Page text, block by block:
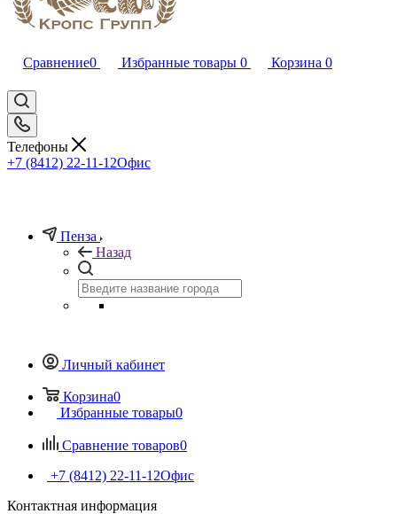
Сравнение0 Избранные товары 0 Корзина 0
Телефоны
+7 (8412) 22-11-12Офис
Пенза
Назад
Личный кабинет
Корзина0
Избранные товары0
Сравнение товаров0
+7 (8412) 22-11-12Офис
Контактная информация